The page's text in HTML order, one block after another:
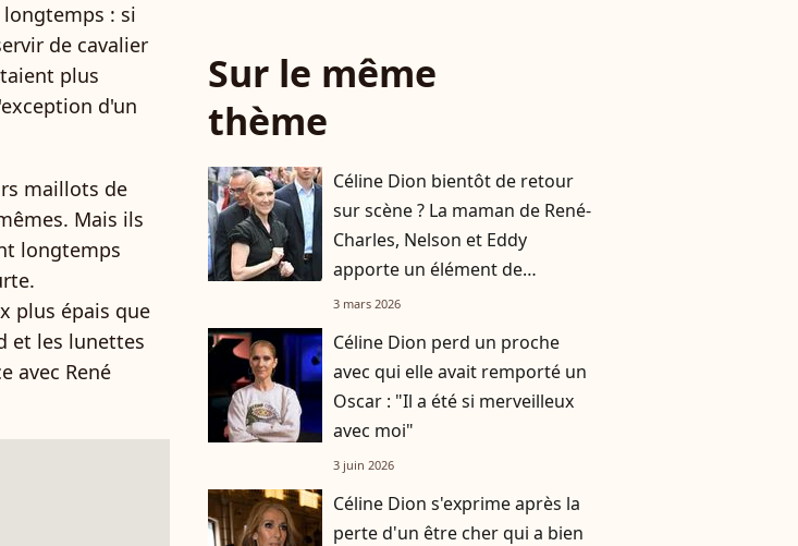
: si
de cavalier
plus
d'un
maillots de
Mais ils
longtemps
plus épais que
et les lunettes
avec René
Sur le même
thème
Céline Dion bientôt de retour
sur scène ? La maman de René-
Charles, Nelson et Eddy
apporte un élément de
réponse
3 mars 2026
Céline Dion perd un proche
avec qui elle avait remporté un
Oscar : "Il a été si merveilleux
avec moi"
3 juin 2026
Céline Dion s'exprime après la
perte d'un être cher qui a bien